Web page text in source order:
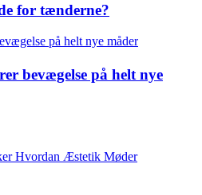
for tænderne?
bevægelse på helt nye